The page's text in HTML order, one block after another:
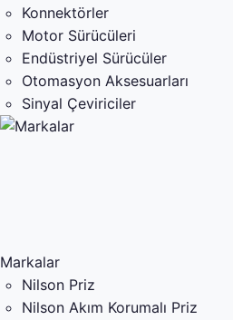
Konnektörler
Motor Sürücüleri
Endüstriyel Sürücüler
Otomasyon Aksesuarları
Sinyal Çeviriciler
Markalar
Nilson Priz
Nilson Akım Korumalı Priz